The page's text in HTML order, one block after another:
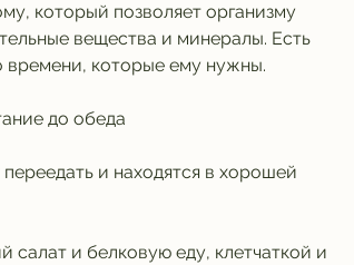
который позволяет организму
вещества и минералы. Есть
времени, которые ему нужны.
до обеда
и находятся в хорошей
салат и белковую еду, клетчаткой и